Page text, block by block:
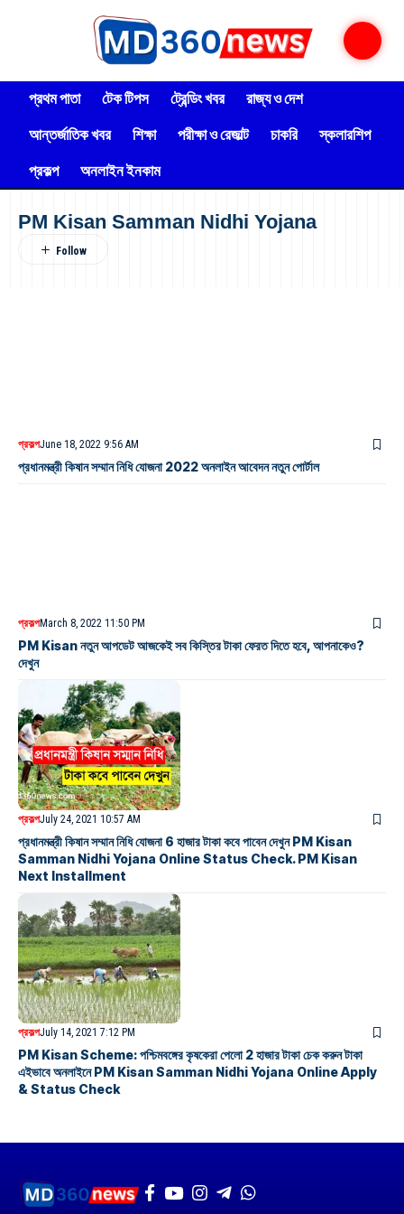
প্রথম পাতা টেক টিপস ট্রেন্ডিং খবর
রাজ্য ও দেশ
আন্তর্জাতিক খবর
শিক্ষা পরীক্ষা ও রেজাল্ট চাকরি
স্কলারশিপ
প্রকল্প
অনলাইন ইনকাম
PM Kisan Samman Nidhi Yojana
প্রকল্পJune 18, 2022 9:56 AM
প্রধানমন্ত্রী কিষান সম্মান নিধি যোজনা 2022 অনলাইন আবেদন নতুন পোর্টাল
প্রকল্পMarch 8, 2022 11:50 PM
PM Kisan নতুন আপডেট আজকেই সব কিস্তির টাকা ফেরত দিতে হবে, আপনাকেও?
দেখুন
প্রকল্পJuly 24, 2021 10:57 AM
প্রধানমন্ত্রী কিষান সম্মান নিধি যোজনা 6 হাজার টাকা কবে পাবেন দেখুন PM Kisan
Samman Nidhi Yojana Online Status Check. PM Kisan
Next Installment
প্রকল্পJuly 14, 2021 7:12 PM
PM Kisan Scheme: পশ্চিমবঙ্গের কৃষকেরা পেলো 2 হাজার টাকা চেক করুন টাকা
এইভাবে অনলাইনে PM Kisan Samman Nidhi Yojana Online Apply
& Status Check